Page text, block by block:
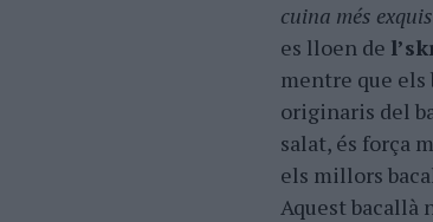
cuina més
es lloen de
mentre que els
originaris del
salat, és força
els millors
Aquest bacallà